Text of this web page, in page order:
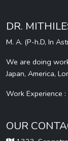
DR.
M. A. (P-h.D, In
We are doing
Japan, America,
Work Experience
OUR